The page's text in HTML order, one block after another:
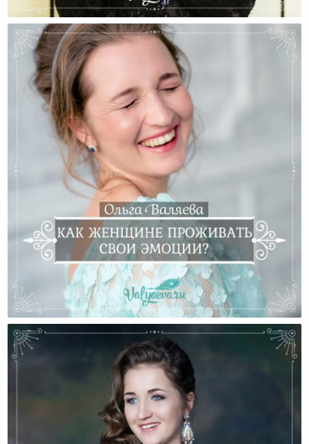
Астрологические Подсказки
Как Женщине Проживать Свои Эмоции?